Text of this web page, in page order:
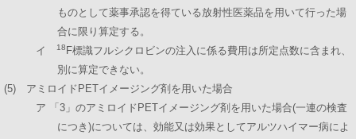
ものとして薬事承認を得ている放射性医薬品を用いて行った場
合に限り算定する。
イ
18 F標識フルシクロビンの注入に係る費用は所定点数に含まれ、
別に算定できない。
(5) アミロイドPETイメージング剤を用いた場合
ア 「3」のアミロイドPETイメージング剤を用いた場合(一連の検査
につき)については、効能又は効果としてアルツハイマー病によ